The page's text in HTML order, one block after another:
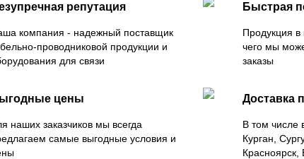
репутация
компания - надежный поставщик
проводниковой продукции и
для связи
Быстрая
Продукция в
чего мы
заказы
цены
наших заказчиков мы всегда
самые выгодные условия и
Доставка
В том числе
Курган,
Красноярск,